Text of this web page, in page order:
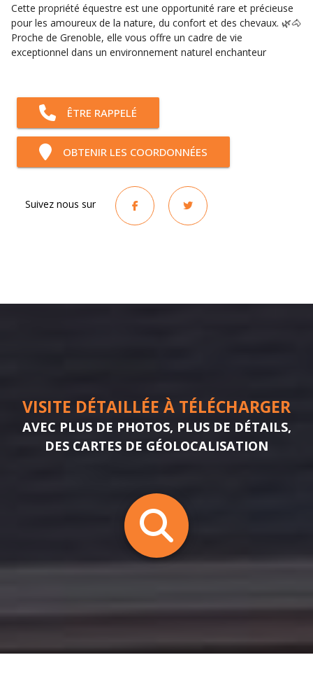
Cette propriété équestre est une opportunité rare et précieuse
pour les amoureux de la nature, du confort et des chevaux. 🌿🐴
Proche de Grenoble, elle vous offre un cadre de vie
exceptionnel dans un environnement naturel enchanteur
ÊTRE RAPPELÉ
OBTENIR LES COORDONNÉES
Suivez nous sur
VISITE DÉTAILLÉE À TÉLÉCHARGER
AVEC PLUS DE PHOTOS, PLUS DE DÉTAILS,
DES CARTES DE GÉOLOCALISATION